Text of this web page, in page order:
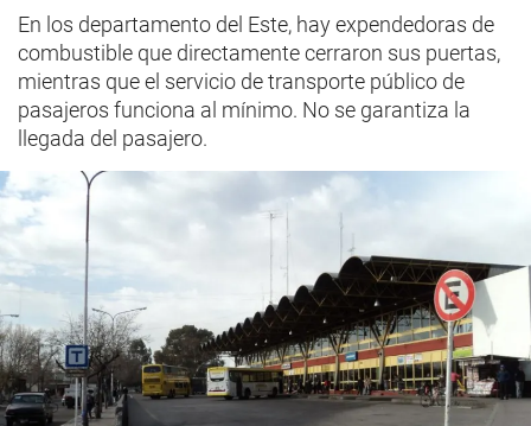
En los departamento del Este, hay expendedoras de
combustible que directamente cerraron sus puertas,
mientras que el servicio de transporte público de
pasajeros funciona al mínimo. No se garantiza la
llegada del pasajero.